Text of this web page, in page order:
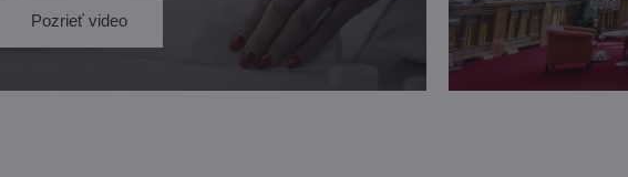
Pozrieť video